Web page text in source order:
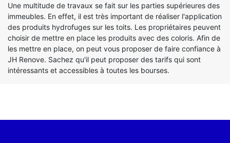
Une multitude de travaux se fait sur les parties supérieures des
immeubles. En effet, il est très important de réaliser l'application
des produits hydrofuges sur les toits. Les propriétaires peuvent
choisir de mettre en place les produits avec des coloris. Afin de
les mettre en place, on peut vous proposer de faire confiance à
JH Renove. Sachez qu'il peut proposer des tarifs qui sont
intéressants et accessibles à toutes les bourses.